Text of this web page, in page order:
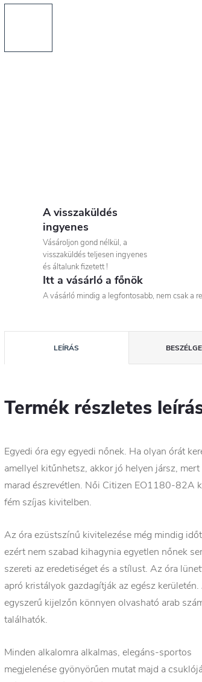
A visszaküldés
ingyenes
Vásároljon gond nélkül, a
visszaküldés teljesen ingyenes
és általunk fizetett !
Itt a vásárló a főnök
A vásárló mindig a legfontosabb, nem csak a
LEÍRÁS
Termék részletes
Egyedi óra egy egyedi nőnek. Ha olyan órát
amellyel kitűnhetsz, akkor jó helyen jársz, mert
marad észrevétlen. Női Citizen EO1180-82A
fém szíjas kivitelben.
Az óra ezüstszínű kivitelezése még mindig
ezért nem szabad kihagynia egyetlen nőnek
szereti az eredetiséget és a stílust. Az óra
apró kristályok gazdagítják az egész
egyszerű kijelzőn könnyen olvasható arab
találhatók.
Minden alkalomra alkalmas, elegáns-sportos
megjelenése gyönyörűen mutat majd a